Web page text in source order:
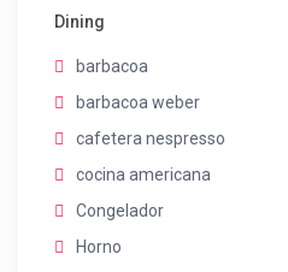
Dining
barbacoa
barbacoa weber
cafetera nespresso
cocina americana
Congelador
Horno